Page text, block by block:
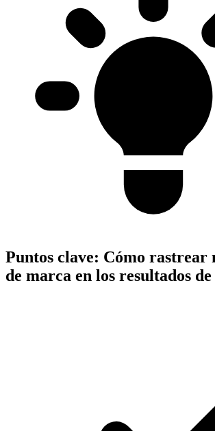
Puntos clave: Cómo rastrear
de marca en los resultados